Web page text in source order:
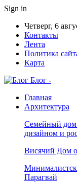
Sign in
Четверг, 6
Контакты
Лента
Политика
Карта
Блог -
Главная
Архитектура
Семейный дом
дизайном и
Висячий Дом
Парагвай